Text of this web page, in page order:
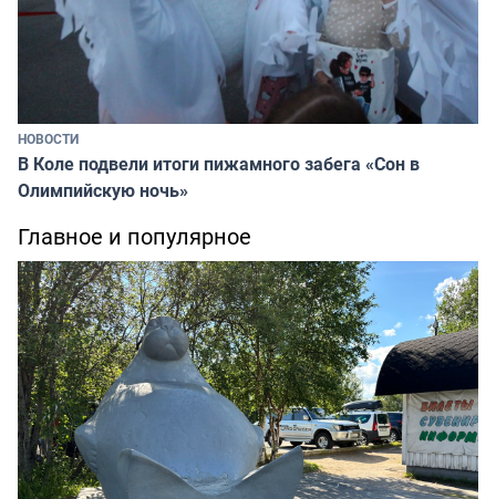
НОВОСТИ
В Коле подвели итоги пижамного забега «Сон в
Олимпийскую ночь»
Главное и популярное